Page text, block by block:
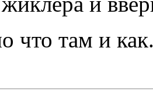
что там и